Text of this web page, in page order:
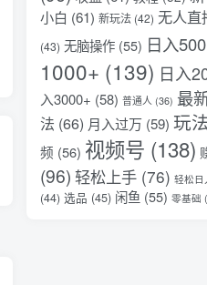
某公众号付费文章：30天足以让你在任何一个领域实现突破 （18012期）AI脱口秀爆款玩法课：抖音注册养号+AI人物图生成+爆款视频制作，零基础快速上手起号
小白 (61) 新玩法 (42) 无人直
(43) 无脑操作 (55) 日入
1000+ (139) 日入
入3000+ (58) 普通人 (36) 最
法 (66) 月入过万 (59) 玩
频 (56) 视频号 (138)
(96) 轻松上手 (76) 轻松日
(44) 选品 (45) 闲鱼 (55) 零基础